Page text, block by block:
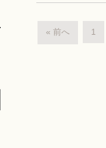
« 前へ 1